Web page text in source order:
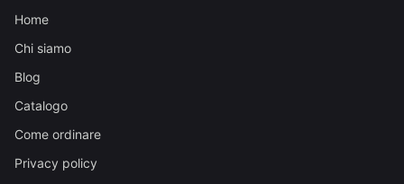
Home
Chi siamo
Blog
Catalogo
Come ordinare
Privacy policy